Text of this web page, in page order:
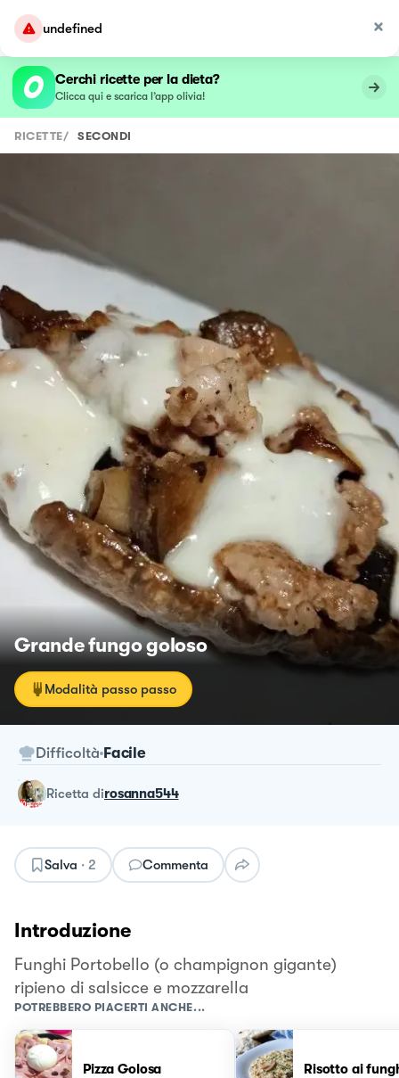
undefined
Cerchi ricette per la dieta?
Clicca qui e scarica l’app olivia!
RICETTE/ SECONDI
Grande fungo goloso
Modalità passo passo
Difficoltà Facile
ricetta dirosanna544
Salva · 2 Commenta
Introduzione
Funghi Portobello (o champignon gigante)
ripieno di salsicce e mozzarella
POTREBBERO PIACERTI ANCHE...
Pizza Golosa Risotto ai